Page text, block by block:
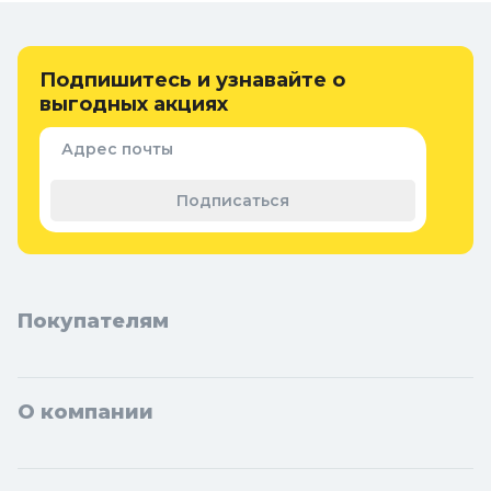
Онлайн каталог масляных красок
художественных в Колорлон
Интернет-магазин Колорлон предлагает большой выбор
масляных красок художественных по выгодным ценам для
Подольск, Химки, Мытищи, Королёв, Люберцы, Красногорск,
Одинцово, Домодедово, Электросталь, Коломна, Щёлково,
Серпухов, Долгопрудный, Раменское, Реутов, Жуковский,
Наро-Фоминск, Дмитров, Лыткарино, Павловский Посад,
Ступино, Котельники, Фрязино, Дзержинский, Солнечногорск,
Подпишитесь и узнавайте о
выгодных акциях
Адрес почты
Подписаться
Покупателям
О компании